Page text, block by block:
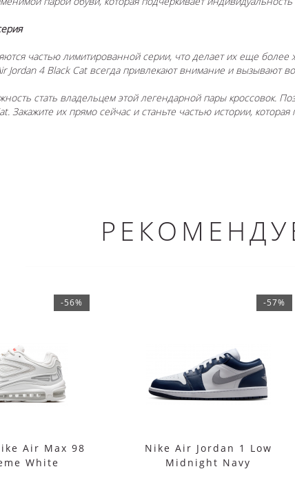
частью лимитированной серии, что делает их еще
Jordan 4 Black Cat всегда привлекают внимание и вызывают
стать владельцем этой легендарной пары кроссовок.
Закажите их прямо сейчас и станьте частью истории,
-56%
Air Max 98
White
-57%
Nike Air Jordan 1 Low
Midnight Navy